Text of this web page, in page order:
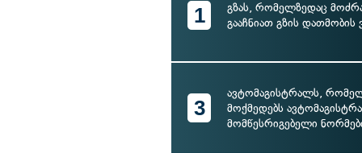
1
გზას, რომელზედაც
გააჩნიათ გზის
3
ავტომაგისტრალს,
მოქმედებს
მომწესრიგებელი